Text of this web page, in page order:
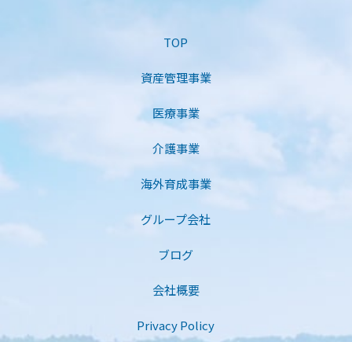
TOP
資産管理事業
医療事業
介護事業
海外育成事業
グループ会社
ブログ
会社概要
Privacy Policy